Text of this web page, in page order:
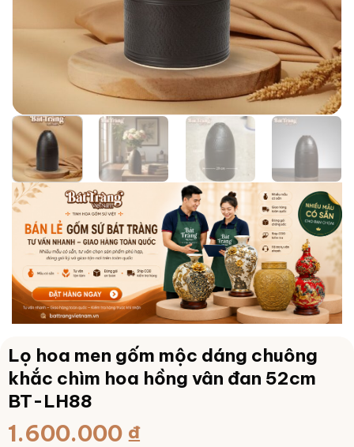
Lọ hoa men gốm mộc dáng chuông
khắc chìm hoa hồng vân đan 52cm
BT-LH88
1.600.000 ₫